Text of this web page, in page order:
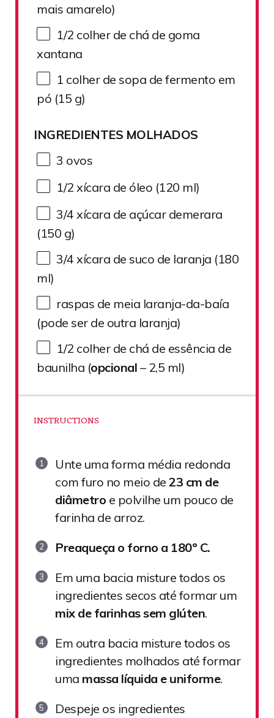
mais amarelo)
1/2 colher de chá de goma
xantana
1 colher de sopa de fermento em
pó (15 g)
INGREDIENTES MOLHADOS
3 ovos
1/2 xícara de óleo (120 ml)
3/4 xícara de açúcar demerara
(150 g)
3/4 xícara de suco de laranja (180
ml)
raspas de meia laranja-da-baía
(pode ser de outra laranja)
1/2 colher de chá de essência de
baunilha (opcional – 2,5 ml)
INSTRUCTIONS
Unte uma forma média redonda
com furo no meio de 23 cm de
diâmetro e polvilhe um pouco de
farinha de arroz.
Preaqueça o forno a 180º C.
Em uma bacia misture todos os
ingredientes secos até formar um
mix de farinhas sem glúten.
Em outra bacia misture todos os
ingredientes molhados até formar
uma massa líquida e uniforme.
Despeje os ingredientes